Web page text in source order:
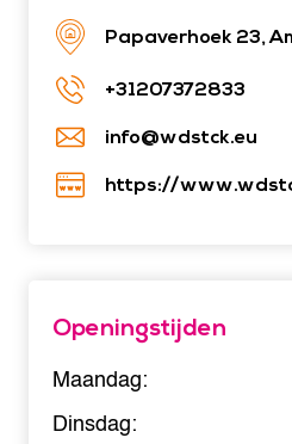
Papaverhoek 23,
+31207372833
info@wdstck.eu
https://
Openingstijden
Maandag:
Dinsdag: